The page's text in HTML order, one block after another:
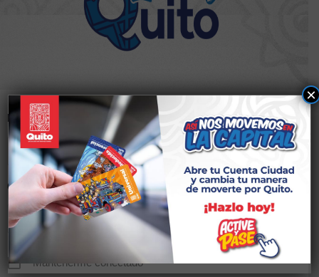
Nombre de usuario o correo electrónico *
Contraseña *
Mantenerme conectado
×